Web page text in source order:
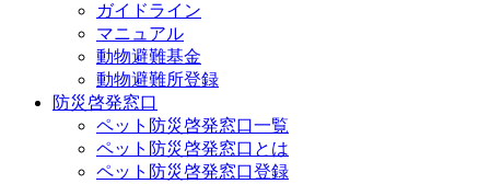
ガイドライン
マニュアル
動物避難基金
動物避難所登録
防災啓発窓口
ペット防災啓発窓口一覧
ペット防災啓発窓口とは
ペット防災啓発窓口登録